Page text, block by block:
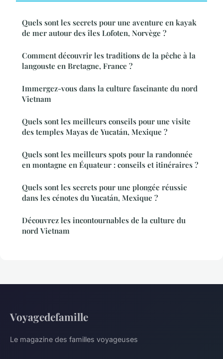
Quels sont les secrets pour une aventure en kayak
de mer autour des îles Lofoten, Norvège ?
Comment découvrir les traditions de la pêche à la
langouste en Bretagne, France ?
Immergez-vous dans la culture fascinante du nord
Vietnam
Quels sont les meilleurs conseils pour une visite
des temples Mayas de Yucatán, Mexique ?
Quels sont les meilleurs spots pour la randonnée
en montagne en Équateur : conseils et itinéraires ?
Quels sont les secrets pour une plongée réussie
dans les cénotes du Yucatán, Mexique ?
Découvrez les incontournables de la culture du
nord Vietnam
Voyagedefamille
Le magazine des familles voyageuses